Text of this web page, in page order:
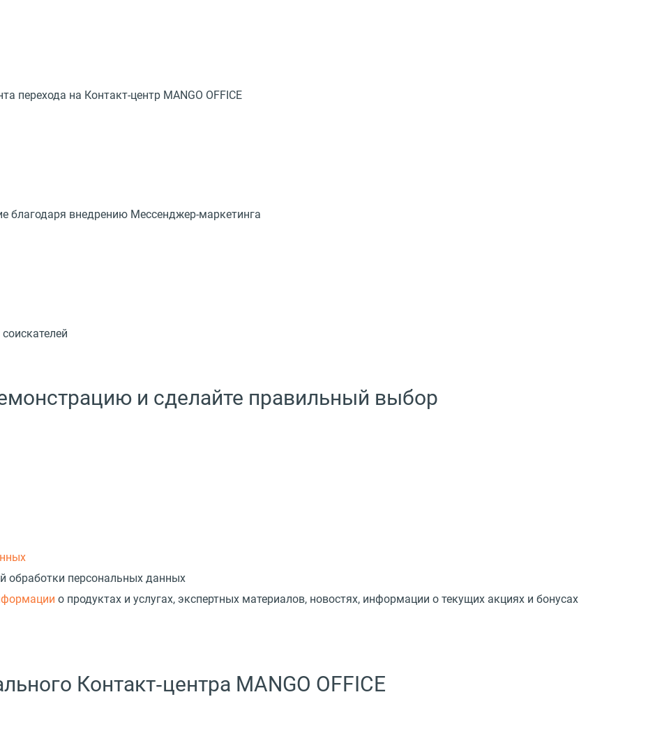
перехода на Контакт-центр MANGO OFFICE
благодаря внедрению Мессенджер-маркетинга
и сделайте правильный выбор
обработки персональных данных
о продуктах и услугах, экспертных материалов, новостях, информации о текущих акциях и бонусах
Контакт‑центра MANGO OFFICE